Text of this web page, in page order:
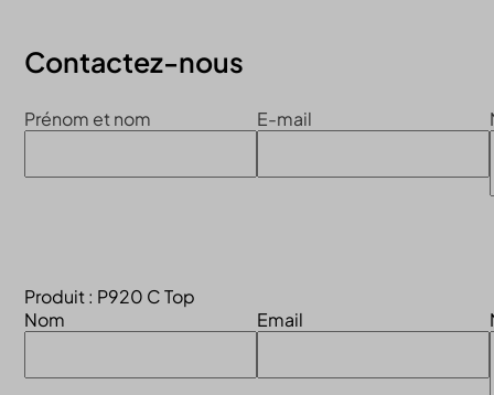
Contactez-nous
Prénom et nom E-mail
Produit : P920 C Top
Nom
Email